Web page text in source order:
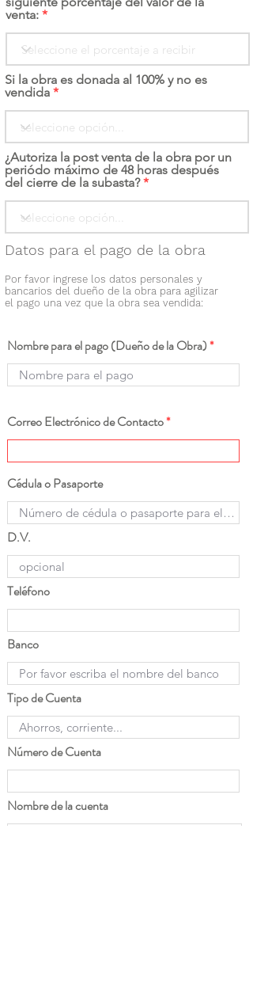
venta:
Si la obra es donada al 100% y no es
vendida
¿Autoriza la post venta de la obra por un
periódo máximo de 48 horas después
del cierre de la subasta?
Datos para el pago de la obra
Por favor ingrese los datos personales y
bancarios del dueño de la obra para agilizar
el pago una vez que la obra sea vendida:
Nombre para el pago (Dueño de la Obra)
Correo Electrónico de Contacto
Cédula o Pasaporte
D.V.
Teléfono
Banco
Tipo de Cuenta
Número de Cuenta
Nombre de la cuenta